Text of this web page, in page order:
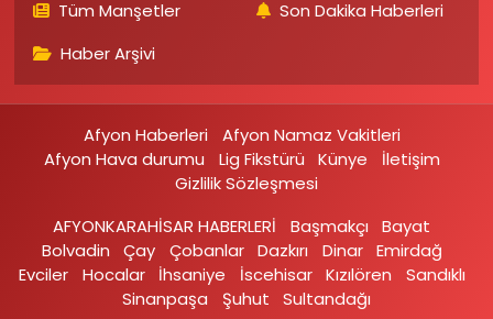
Tüm Manşetler
Son Dakika Haberleri
Haber Arşivi
Afyon Haberleri
Afyon Namaz Vakitleri
Afyon Hava durumu
Lig Fikstürü Künye
İletişim
Gizlilik Sözleşmesi
AFYONKARAHİSAR HABERLERİ
Başmakçı
Bayat
Bolvadin
Çay Çobanlar Dazkırı Dinar Emirdağ‎
Evciler‎
Hocalar İhsaniye‎ İscehisar Kızılören‎
Sandıklı‎
Sinanpaşa
Şuhut Sultandağı